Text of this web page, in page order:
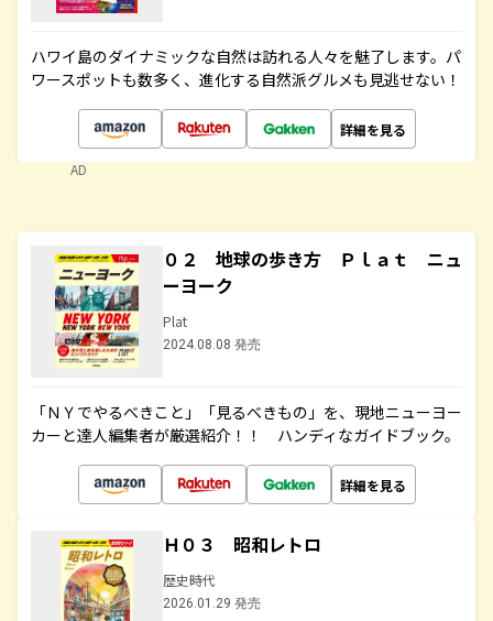
ハワイ島のダイナミックな自然は訪れる人々を魅了します。パ
ワースポットも数多く、進化する自然派グルメも見逃せない！
詳細を見る
AD
０２ 地球の歩き方 Ｐｌａｔ ニュ
ーヨーク
Plat
2024.08.08 発売
「ＮＹでやるべきこと」「見るべきもの」を、現地ニューヨー
カーと達人編集者が厳選紹介！！ ハンディなガイドブック。
詳細を見る
Ｈ０３ 昭和レトロ
歴史時代
2026.01.29 発売